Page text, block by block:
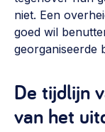
niet. Een
goed wil
georganiseerde
De tijdlijn
van het